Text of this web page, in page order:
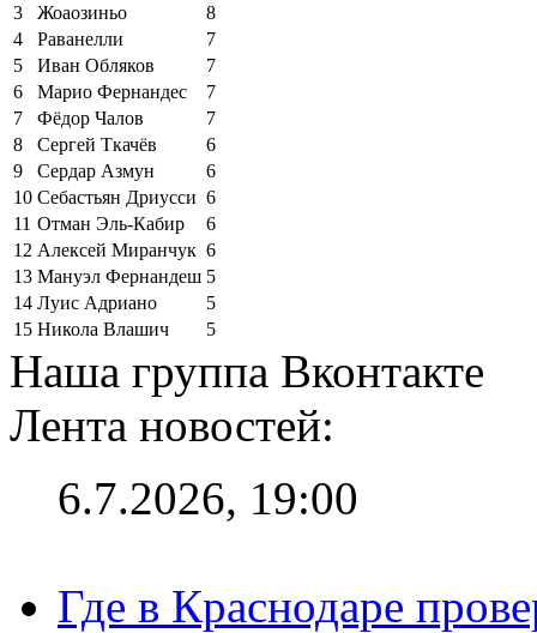
3
Жоаозиньо
8
4
Раванелли
7
5
Иван Обляков
7
6
Марио Фернандес
7
7
Фёдор Чалов
7
8
Сергей Ткачёв
6
9
Сердар Азмун
6
10 Себастьян Дриусси 6
11 Отман Эль-Кабир
6
12 Алексей Миранчук 6
13 Мануэл Фернандеш 5
14 Луис Адриано
5
15 Никола Влашич 5
Наша группа Вконтакте
Лента новостей:
6.7.2026, 19:00
Где в Краснодаре